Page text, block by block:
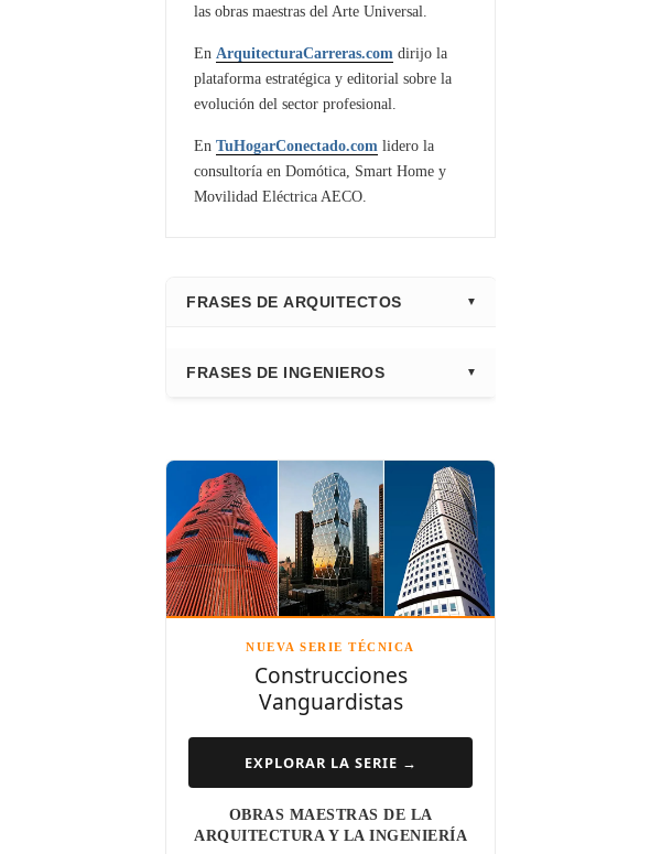
las obras maestras del Arte Universal.
En ArquitecturaCarreras.com dirijo la
plataforma estratégica y editorial sobre la
evolución del sector profesional.
En TuHogarConectado.com lidero la
consultoría en Domótica, Smart Home y
Movilidad Eléctrica AECO.
FRASES DE ARQUITECTOS
Adrian Smith
Richard Rogers
David Chipperfield
Kazuyo Sejima
Steven Holl
Henry N. Cobb
I.M. Pei
Luis Barragán
FRASES DE INGENIEROS
Leslie E. Robertson
Félix Cándela
NUEVA SERIE TÉCNICA
Construcciones
Vanguardistas
EXPLORAR LA SERIE →
OBRAS MAESTRAS DE LA
ARQUITECTURA Y LA INGENIERÍA